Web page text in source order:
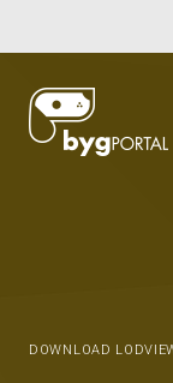
DOWNLOAD